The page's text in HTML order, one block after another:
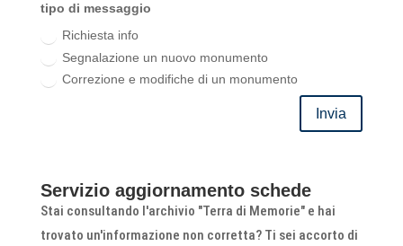
tipo di messaggio
Richiesta info
Segnalazione un nuovo monumento
Correzione e modifiche di un monumento
Invia
Servizio aggiornamento schede
Stai consultando l'archivio "Terra di Memorie" e hai
trovato un'informazione non corretta? Ti sei accorto di